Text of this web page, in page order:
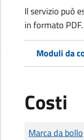
Il servizio può
in formato PDF.
Moduli da
Costi
Tipo di
Importo
Marca da bollo